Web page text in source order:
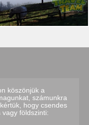
köszönjük a
számunkra
hogy csendes
földszinti: